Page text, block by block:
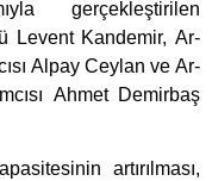
gerçekleştirilen
Levent Kandemir, Ar-
Alpay Ceylan ve Ar-
Ahmet Demirbaş
artırılması,